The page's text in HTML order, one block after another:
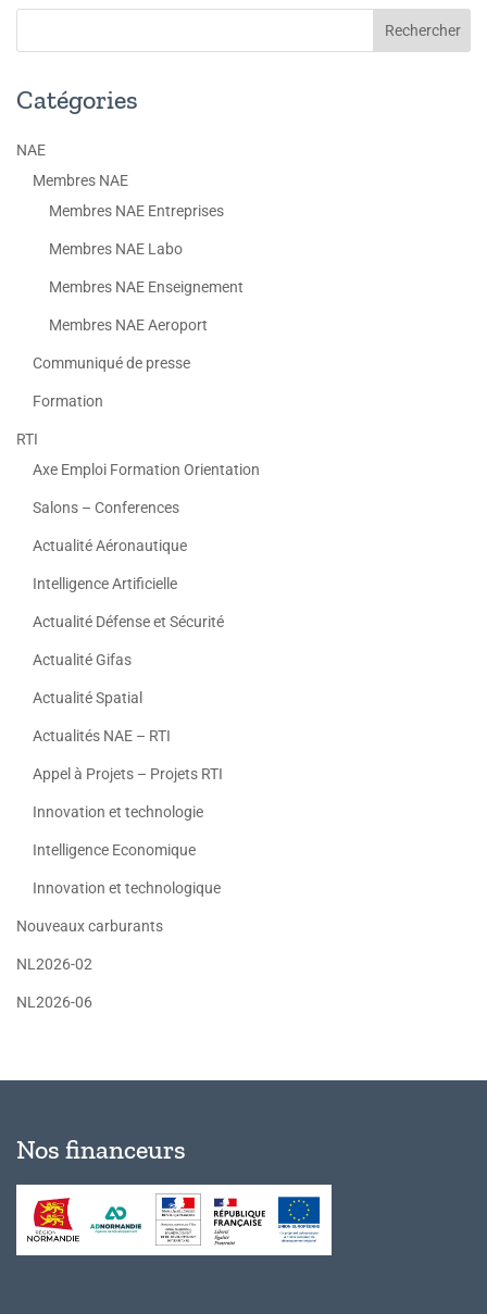
Catégories
NAE
Membres NAE
Membres NAE Entreprises
Membres NAE Labo
Membres NAE Enseignement
Membres NAE Aeroport
Communiqué de presse
Formation
RTI
Axe Emploi Formation Orientation
Salons – Conferences
Actualité Aéronautique
Intelligence Artificielle
Actualité Défense et Sécurité
Actualité Gifas
Actualité Spatial
Actualités NAE – RTI
Appel à Projets – Projets RTI
Innovation et technologie
Intelligence Economique
Innovation et technologique
Nouveaux carburants
NL2026-02
NL2026-06
Nos financeurs